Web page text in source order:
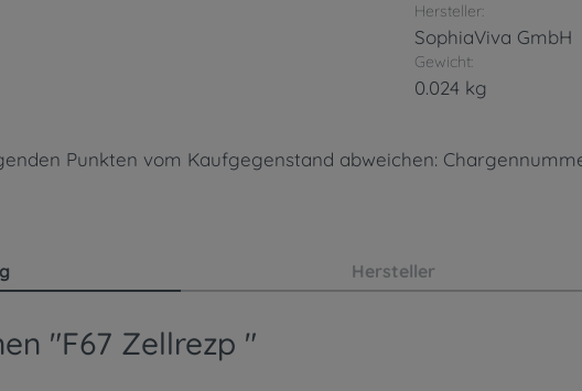
Hersteller:
SophiaViva GmbH
Gewicht:
0.024 kg
Punkten vom Kaufgegenstand abweichen:
Hersteller
"F67 Zellrezp "